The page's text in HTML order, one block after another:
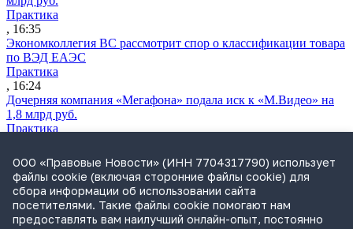
Практика
, 16:35
Экономколлегия ВС рассмотрит спор о классификации товара
по ВЭД ЕАЭС
Практика
, 16:24
Дочерняя компания «Мегафона» подала иск к «М.Видео» на
1,8 млрд руб.
Практика
СИП проверит отмену патента на систему управления
устройствами после возражений «Яндекса»
Практика
, 15:17
Суды 10 стран рассматривают иски российской «дочки»
ООО «Правовые Новости» (ИНН 7704317790) использует
файлы cookie (включая сторонние файлы cookie) для
сбора информации об использовании сайта
посетителями. Такие файлы cookie помогают нам
предоставлять вам наилучший онлайн-опыт, постоянно